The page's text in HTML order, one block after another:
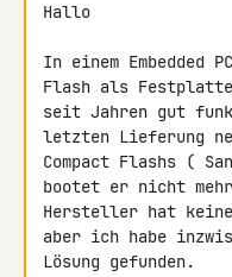
Hallo
In einem Embedded
Flash als
seit Jahren gut
letzten Lieferung
Compact Flashs (
bootet er nicht
Hersteller hat
aber ich habe
Lösung gefunden.